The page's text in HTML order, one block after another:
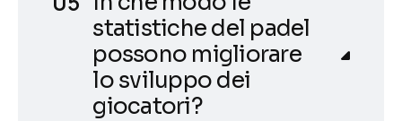
statistiche del padel
possono migliorare
lo sviluppo dei
giocatori?